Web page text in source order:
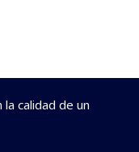
calidad de un